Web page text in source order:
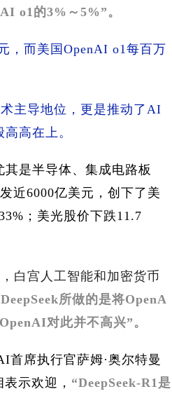
o1的3%～5%”。
，而美国OpenAI o1每百万
主导地位，更是推动了AI
高在上。
是半导体、集成电路板
近6000亿美元，创下了美
；美光股价下跌11.7
白宫人工智能和加密货币
所做的是将OpenA
对此并不高兴”。
首席执行官萨姆·奥尔特曼
示欢迎， “DeepSeek-R1是